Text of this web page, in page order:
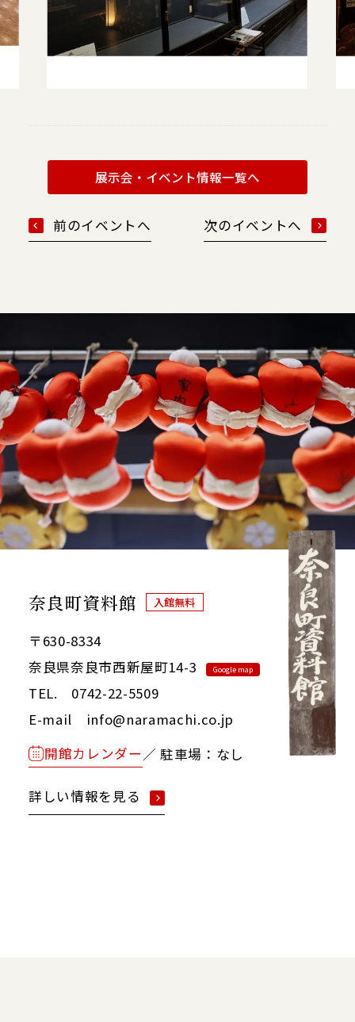
前のイベントへ
展示会・イベント情報一覧へ
次のイベントへ
奈良町資料館 入館無料
〒630-8334
奈良県奈良市西新屋町14-3
Google map
TEL. 0742-22-5509
E-mail info@naramachi.co.jp
開館カレンダー／ 駐車場：なし
詳しい情報を見る